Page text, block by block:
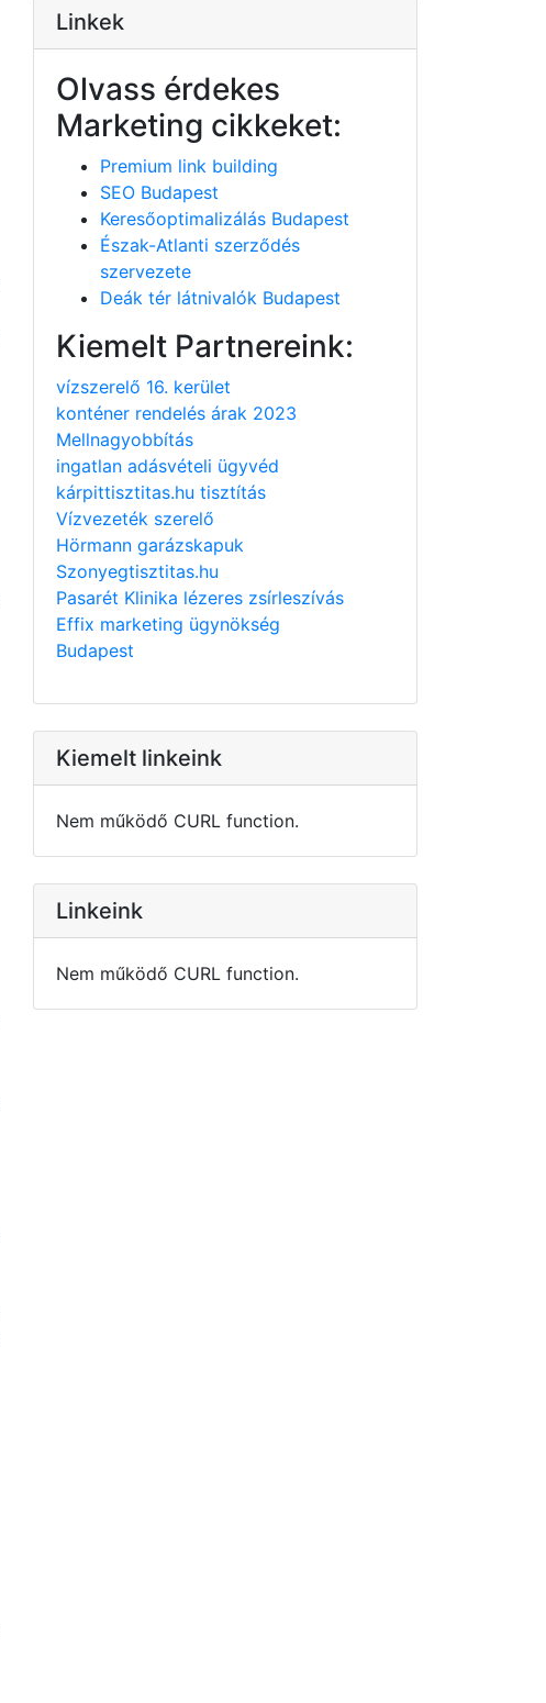
Linkek
Olvass érdekes
Marketing cikkeket:
Premium link building
SEO Budapest
Keresőoptimalizálás Budapest
Észak-Atlanti szerződés
szervezete
Deák tér látnivalók Budapest
Kiemelt Partnereink:
vízszerelő 16. kerület
konténer rendelés árak 2023
Mellnagyobbítás
ingatlan adásvételi ügyvéd
kárpittisztitas.hu tisztítás
Vízvezeték szerelő
Hörmann garázskapuk
Szonyegtisztitas.hu
Pasarét Klinika lézeres zsírleszívás
Effix marketing ügynökség
Budapest
Kiemelt linkeink
Nem működő CURL function.
Linkeink
Nem működő CURL function.